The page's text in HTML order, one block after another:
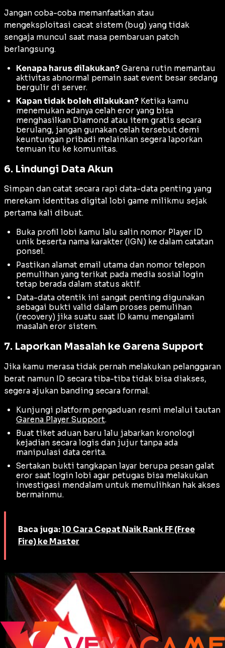
Jangan coba-coba memanfaatkan atau
mengeksploitasi cacat sistem (bug) yang tidak
sengaja muncul saat masa pembaruan patch
berlangsung.
Kenapa harus dilakukan? Garena rutin memantau
aktivitas abnormal pemain saat event besar sedang
bergulir di server.
Kapan tidak boleh dilakukan? Ketika kamu
menemukan adanya celah eror yang bisa
menghasilkan Diamond atau item gratis secara
berulang, jangan gunakan celah tersebut demi
keuntungan pribadi melainkan segera laporkan
temuan itu ke komunitas.
6. Lindungi Data Akun
Simpan dan catat secara rapi data-data penting yang
merekam identitas digital lobi game milikmu sejak
pertama kali dibuat.
Buka profil lobi kamu lalu salin nomor Player ID
unik beserta nama karakter (IGN) ke dalam catatan
ponsel.
Pastikan alamat email utama dan nomor telepon
pemulihan yang terikat pada media sosial login
tetap berada dalam status aktif.
Data-data otentik ini sangat penting digunakan
sebagai bukti valid dalam proses pemulihan
(recovery) jika suatu saat ID kamu mengalami
masalah eror sistem.
7. Laporkan Masalah ke Garena Support
Jika kamu merasa tidak pernah melakukan pelanggaran
berat namun ID secara tiba-tiba tidak bisa diakses,
segera ajukan banding secara formal.
Kunjungi platform pengaduan resmi melalui tautan
Garena Player Support.
Buat tiket aduan baru lalu jabarkan kronologi
kejadian secara logis dan jujur tanpa ada
manipulasi data cerita.
Sertakan bukti tangkapan layar berupa pesan galat
eror saat login lobi agar petugas bisa melakukan
investigasi mendalam untuk memulihkan hak akses
bermainmu.
Baca juga: 10 Cara Cepat Naik Rank FF (Free
Fire) ke Master